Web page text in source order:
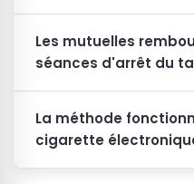
Les mutuelles
séances d'arrêt du
La méthode
cigarette